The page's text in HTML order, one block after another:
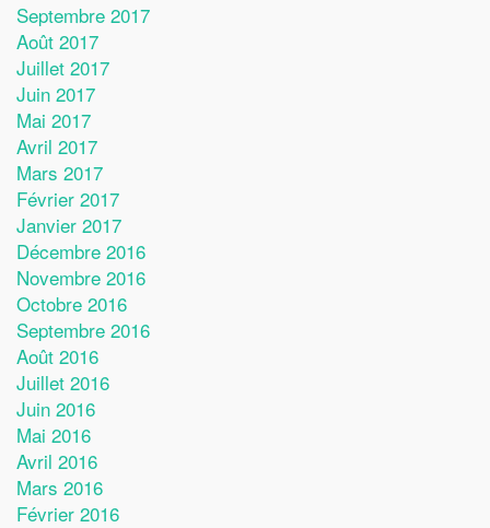
Septembre 2017
Août 2017
Juillet 2017
Juin 2017
Mai 2017
Avril 2017
Mars 2017
Février 2017
Janvier 2017
Décembre 2016
Novembre 2016
Octobre 2016
Septembre 2016
Août 2016
Juillet 2016
Juin 2016
Mai 2016
Avril 2016
Mars 2016
Février 2016